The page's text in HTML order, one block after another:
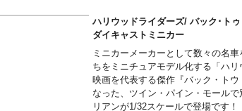
ハリウッドライダーズ/ バック･ト
ダイキャストミニカー
ミニカーメーカーとして数々の名
ちをミニチュアモデル化する「ハ
映画を代表する傑作『バック・ト
なった、ツイン・パイン・モール
リアンが1/32スケールで登場です！